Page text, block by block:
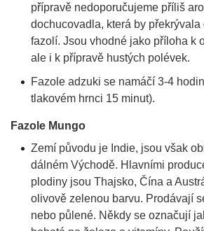
přípravě nedoporučujeme příliš
dochucovadla, která by
fazolí. Jsou vhodné jako příloha k
ale i k přípravě hustých polévek.
Fazole adzuki se namáčí 3-4
tlakovém hrnci 15 minut).
Fazole Mungo
Zemí původu je Indie, jsou však
dálném Východě. Hlavními
plodiny jsou Thajsko, Čína a
olivově zelenou barvu. Prodávají
nebo půlené. Někdy se označují